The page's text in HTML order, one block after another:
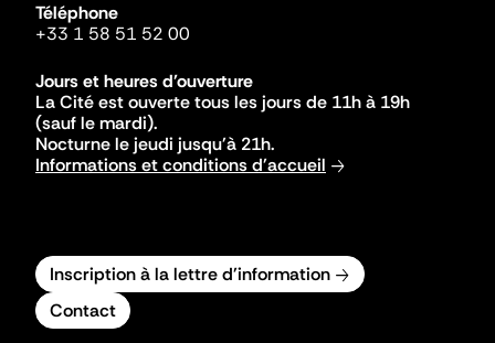
Téléphone
+33 1 58 51 52 00
Jours et heures d'ouverture
La Cité est ouverte tous les jours de 11h à 19h
(sauf le mardi).
Nocturne le jeudi jusqu'à 21h.
Informations et conditions d'accueil
Inscription à la lettre d'information
Contact